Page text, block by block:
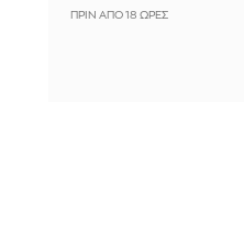
ΠΡΙΝ ΑΠΌ 18 ΏΡΕΣ